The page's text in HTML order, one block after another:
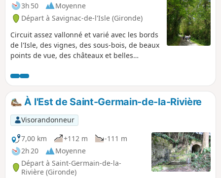
3h 50
Moyenne
Départ à Savignac-de-l'Isle (Gironde)
Circuit assez vallonné et varié avec les bords
de l'Isle, des vignes, des sous-bois, de beaux
points de vue, des châteaux et belles
À l'Est de Saint-Germain-de-la-Rivière
Visorandonneur
7,00 km
+112 m
-111 m
2h 20
Moyenne
Départ à Saint-Germain-de-la-
Rivière (Gironde)